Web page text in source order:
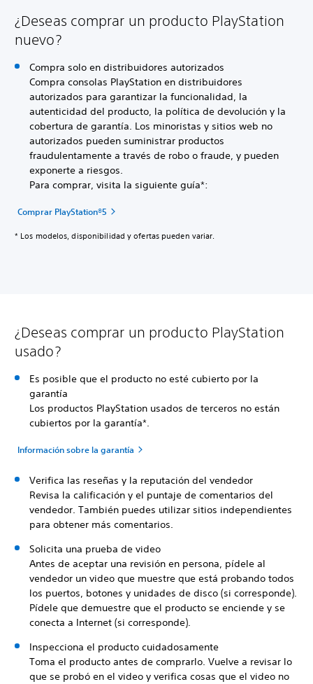
¿Deseas comprar un producto PlayStation
nuevo?
Compra solo en distribuidores autorizados
Compra consolas PlayStation en distribuidores
autorizados para garantizar la funcionalidad, la
autenticidad del producto, la política de devolución y la
cobertura de garantía. Los minoristas y sitios web no
autorizados pueden suministrar productos
fraudulentamente a través de robo o fraude, y pueden
exponerte a riesgos.
Para comprar, visita la siguiente guía*:
Comprar PlayStation®5
* Los modelos, disponibilidad y ofertas pueden variar.
¿Deseas comprar un producto PlayStation
usado?
Es posible que el producto no esté cubierto por la
garantía
Los productos PlayStation usados de terceros no están
cubiertos por la garantía*.
Información sobre la garantía
Verifica las reseñas y la reputación del vendedor
Revisa la calificación y el puntaje de comentarios del
vendedor. También puedes utilizar sitios independientes
para obtener más comentarios.
Solicita una prueba de video
Antes de aceptar una revisión en persona, pídele al
vendedor un video que muestre que está probando todos
los puertos, botones y unidades de disco (si corresponde).
Pídele que demuestre que el producto se enciende y se
conecta a Internet (si corresponde).
Inspecciona el producto cuidadosamente
Toma el producto antes de comprarlo. Vuelve a revisar lo
que se probó en el video y verifica cosas que el video no